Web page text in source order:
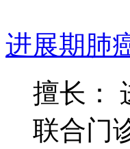
进展期肺
擅长：
联合门